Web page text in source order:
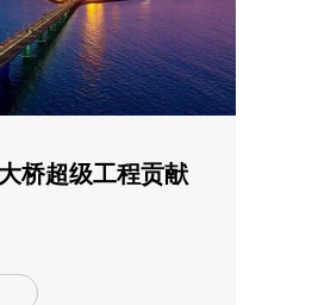
桥超级工程贡献